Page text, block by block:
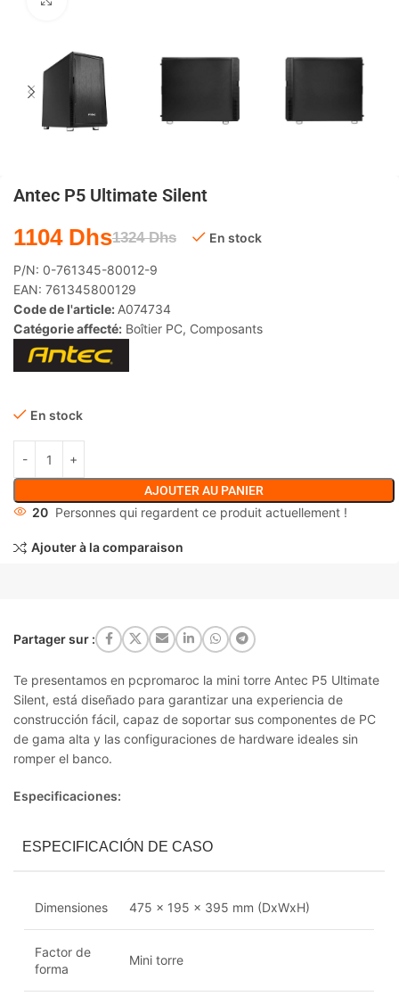
Antec P5 Ultimate Silent
1324Dhs
1104 Dhs En stock
P/N: 0-761345-80012-9
EAN: 761345800129
Code de l'article: A074734
Catégorie affecté: Boîtier PC, Composants
En stock
AJOUTER AU PANIER
20 Personnes qui regardent ce produit actuellement !
Ajouter à la comparaison
Partager sur :
Te presentamos en pcpromaroc la mini torre Antec P5 Ultimate
Silent, está diseñado para garantizar una experiencia de
construcción fácil, capaz de soportar sus componentes de PC
de gama alta y las configuraciones de hardware ideales sin
romper el banco.
Especificaciones:
ESPECIFICACIÓN DE CASO
Dimensiones 475 x 195 x 395 mm (DxWxH)
Factor de
forma
Mini torre